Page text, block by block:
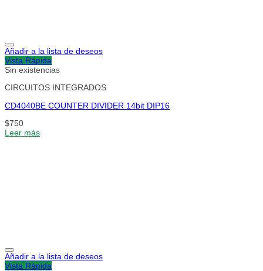
Añadir a la lista de deseos
Vista Rápida
Sin existencias
CIRCUITOS INTEGRADOS
CD4040BE COUNTER DIVIDER 14bit DIP16
$750
Leer más
Añadir a la lista de deseos
Vista Rápida